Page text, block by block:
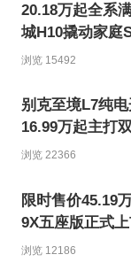
20.18万起全系
城H10撬动家庭
局
浏览 15492
别克至境L7纯电
16.99万起主打
浏览 22366
限时售价45.19
9X五座版正式
浏览 12186